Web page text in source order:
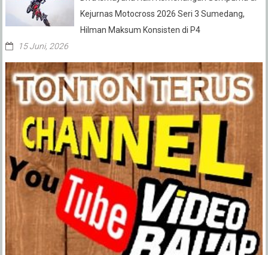
Kejurnas Motocross 2026 Seri 3 Sumedang,
Hilman Maksum Konsisten di P4
15 Juni, 2026